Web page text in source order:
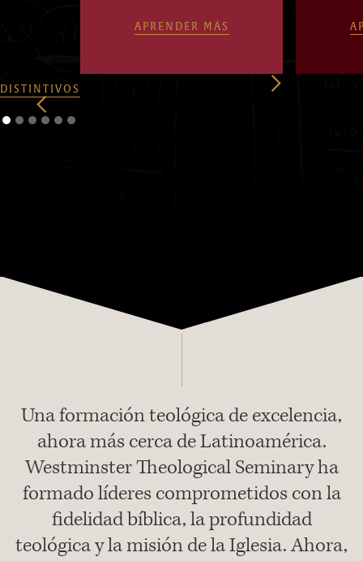
APRENDER MÁS
DISTINTIVOS
Una formación teológica de excelencia,
ahora más cerca de Latinoamérica.
Westminster Theological Seminary ha
formado líderes comprometidos con la
fidelidad bíblica, la profundidad
teológica y la misión de la Iglesia. Ahora,